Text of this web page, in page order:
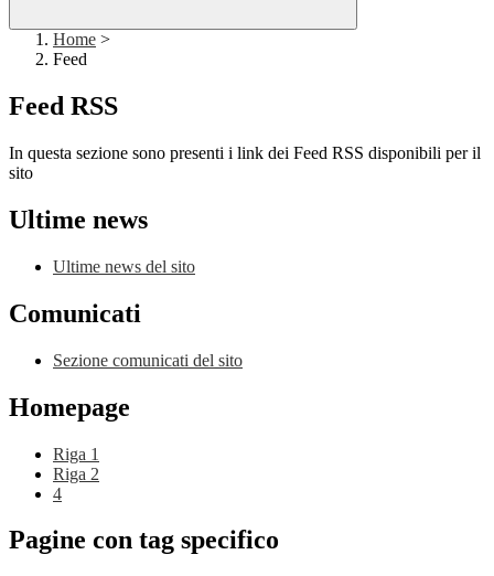
Home >
Feed
Feed RSS
In questa sezione sono presenti i link dei Feed RSS disponibili per il
sito
Ultime news
Ultime news del sito
Comunicati
Sezione comunicati del sito
Homepage
Riga 1
Riga 2
4
Pagine con tag specifico